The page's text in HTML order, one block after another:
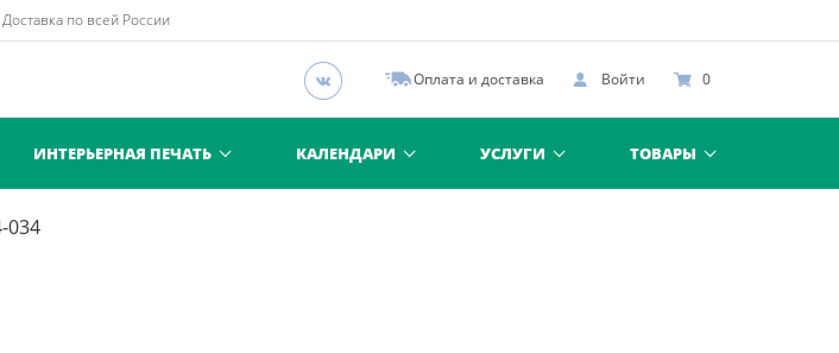
по всей России
Оплата и доставка Войти 0
ИНТЕРЬЕРНАЯ ПЕЧАТЬ КАЛЕНДАРИ УСЛУГИ ТОВАРЫ
034